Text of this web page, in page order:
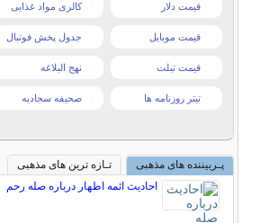
قیمت دلار کالری مواد غذایی
قیمت موبایل جدول پخش فوتبال
قیمت تبلت نهج البلاغه
تیتر روزنامه ها صحیفه سجادیه
پـربیننده های مذهبی
تـازه ترین های مذهبی
احادیث ائمه اطهار درباره صله رحم